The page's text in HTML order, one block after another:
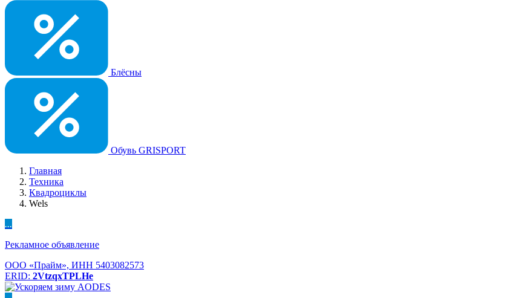
Блёсны
Обувь GRISPORT
Главная
Техника
Квадроциклы
Wels
...
Рекламное объявление
ООО «Прайм», ИНН 5403082573
ERID: 2VtzqxTPLHe